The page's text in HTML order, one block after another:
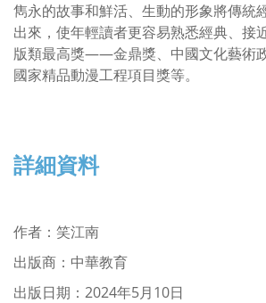
雋永的故事和鮮活、生動的形象將傳統
出來，使年輕讀者更容易熟悉經典、接
版類最高獎——金鼎獎、中國文化藝術政
國家精品動漫工程項目獎等。
詳細資料
作者 ： 笑江南
出版商：中華教育
出版日期：2024年5月10日